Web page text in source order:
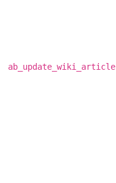
ab_update_wiki_article